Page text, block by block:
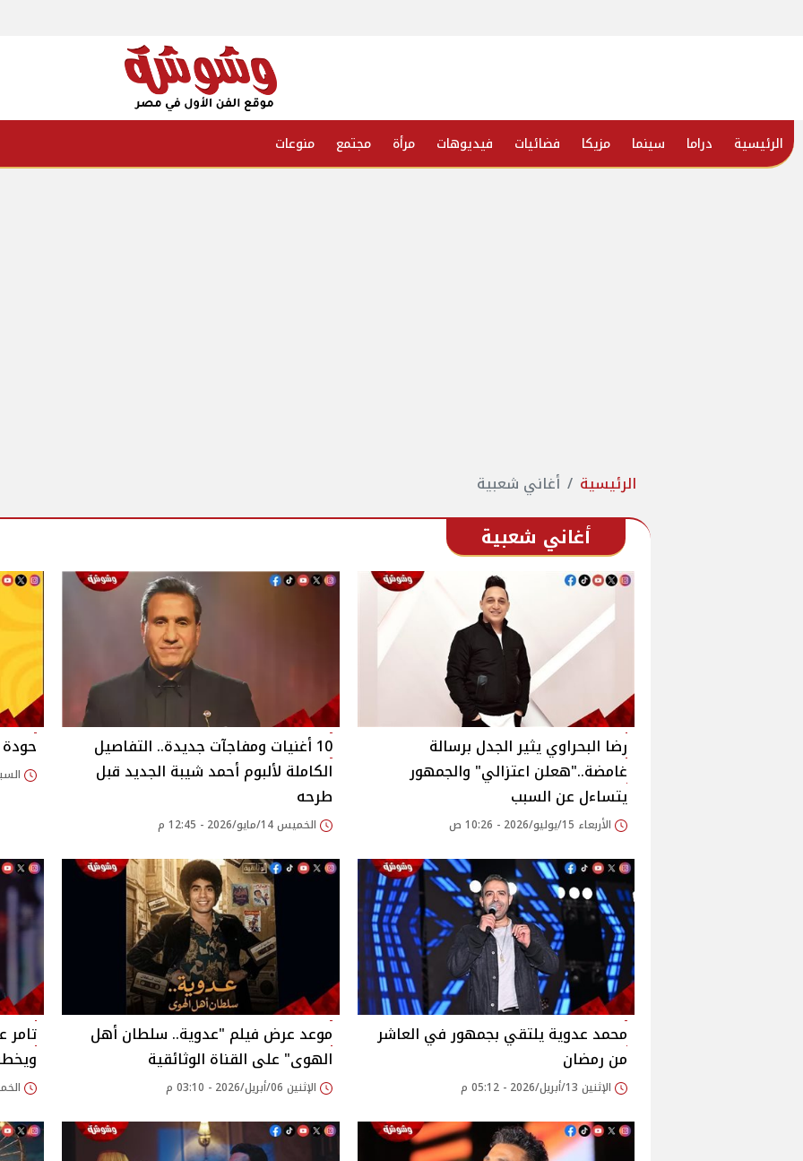
الرئيسية دراما سينما مزيكا فضائيات فيديوهات مرأة مجتمع منوعات
الرئيسية أغاني شعبية
أغاني شعبية
رضا البحراوي يثير الجدل برسالة
غامضة.."هعلن اعتزالي" والجمهور
يتساءل عن السبب
الأربعاء 15/يوليو/2026 - 10:26 ص
10 أغنيات ومفاجآت جديدة.. التفاصيل
الكاملة لألبوم أحمد شيبة الجديد قبل
طرحه
الخميس 14/مايو/2026 - 12:45 م
حودة
السبت 25/أبريل/
محمد عدوية يلتقي بجمهور في العاشر
من رمضان
الإثنين 13/أبريل/2026 - 05:12 م
موعد عرض فيلم "عدوية.. سلطان أهل
الهوى" على القناة الوثائقية
الإثنين 06/أبريل/2026 - 03:10 م
تامر
الخميس 19/